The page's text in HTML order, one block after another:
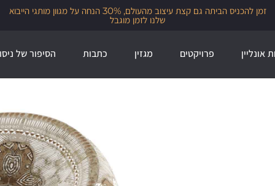
זמן להכניס הביתה גם קצת עיצוב מהעולם, 30% הנחה על מגוון מותגי הייבוא
שלנו לזמן מוגבל
אונליין פרויקטים מגזין כתבות הסיפור של ניסו